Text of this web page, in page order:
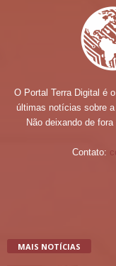
O Portal Terra Digital é
últimas notícias sobre
Não deixando de
Contato:
MAIS NOTÍCIAS